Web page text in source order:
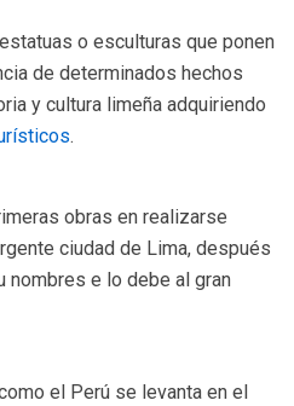
o esculturas que ponen
de determinados hechos
y cultura limeña adquiriendo
.
obras en realizarse
ciudad de Lima, después
nombres e lo debe al gran
el Perú se levanta en el